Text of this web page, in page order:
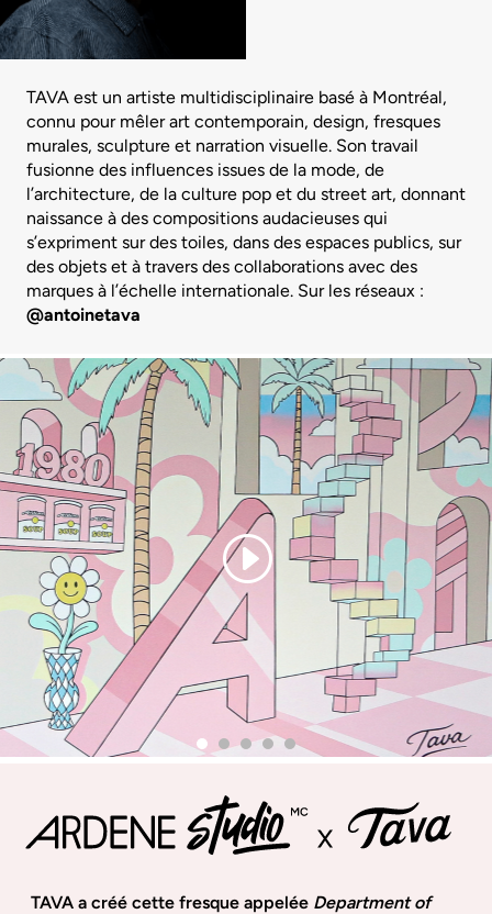
TAVA est un artiste multidisciplinaire basé à Montréal,
connu pour mêler art contemporain, design, fresques
murales, sculpture et narration visuelle. Son travail
fusionne des influences issues de la mode, de
l’architecture, de la culture pop et du street art, donnant
naissance à des compositions audacieuses qui
s’expriment sur des toiles, dans des espaces publics, sur
des objets et à travers des collaborations avec des
marques à l’échelle internationale. Sur les réseaux :
@antoinetava
TAVA a créé cette fresque appelée Department of